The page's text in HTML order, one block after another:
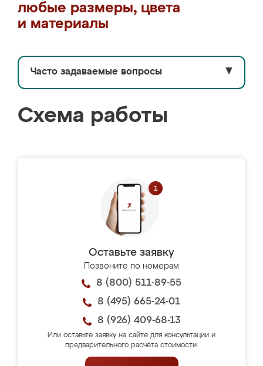
любые размеры, цвета
и материалы
Часто задаваемые вопросы ▼
Схема работы
Оставьте заявку
Позвоните по номерам
8 (800) 511-89-55
8 (495) 665-24-01
8 (926) 409-68-13
Или оставьте заявку на сайте для консультации и
предварительного расчёта стоимости.